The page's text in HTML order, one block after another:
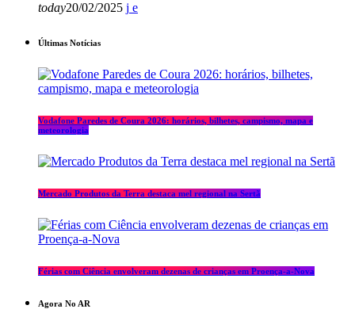
today20/02/2025
Últimas Notícias
Vodafone Paredes de Coura 2026: horários, bilhetes, campismo, mapa e
meteorologia
Mercado Produtos da Terra destaca mel regional na Sertã
Férias com Ciência envolveram dezenas de crianças em Proença-a-Nova
Agora No AR